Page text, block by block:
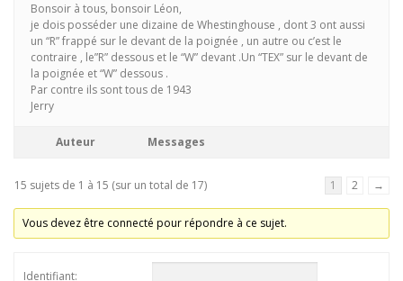
Bonsoir à tous, bonsoir Léon,
je dois posséder une dizaine de Whestinghouse , dont 3 ont aussi
un “R” frappé sur le devant de la poignée , un autre ou c’est le
contraire , le”R” dessous et le “W” devant .Un “TEX” sur le devant de
la poignée et “W” dessous .
Par contre ils sont tous de 1943
Jerry
Auteur Messages
15 sujets de 1 à 15 (sur un total de 17) 1 2 →
Vous devez être connecté pour répondre à ce sujet.
Identifiant: